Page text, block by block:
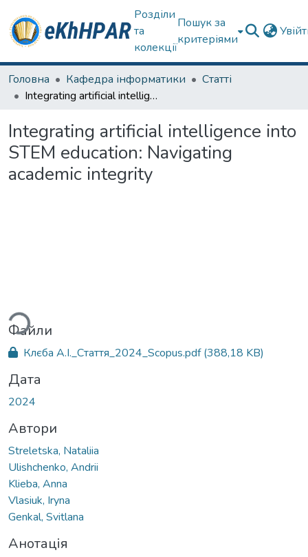
Розділи
та
колекції
Пошук за
критеріями
Головна Кафедра інформатики
Статті
Integrating artificial intelligence into STEM education: Navigating academic integrity
Integrating artificial intelligence into
STEM education: Navigating
academic integrity
Вантажиться...
Файли
Клєба А.І._Стаття_2024_Scopus.pdf(388,18 KB)
Дата
2024
Автори
Streletska, Nataliia
Ulishchenko, Andrii
Klieba, Anna
Vlasiuk, Iryna
Genkal, Svitlana
Анотація